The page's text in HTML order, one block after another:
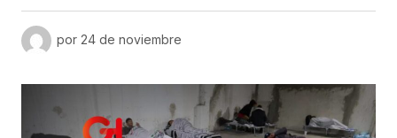
por 24 de noviembre